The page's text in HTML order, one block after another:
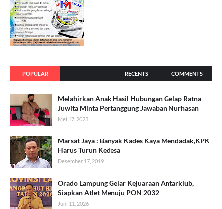
POPULAR RECENTS COMMENTS
Melahirkan Anak Hasil Hubungan Gelap Ratna
Juwita Minta Pertanggung Jawaban Nurhasan
Mei 17, 2023
Marsat Jaya : Banyak Kades Kaya Mendadak,KPK
Harus Turun Kedesa
Desember 17, 2019
Orado Lampung Gelar Kejuaraan Antarklub,
Siapkan Atlet Menuju PON 2032
Juni 11, 2026